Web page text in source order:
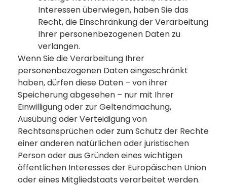
Interessen überwiegen, haben Sie das
Recht, die Einschränkung der Verarbeitung
Ihrer personenbezogenen Daten zu
verlangen.
Wenn Sie die Verarbeitung Ihrer
personenbezogenen Daten eingeschränkt
haben, dürfen diese Daten – von ihrer
Speicherung abgesehen – nur mit Ihrer
Einwilligung oder zur Geltendmachung,
Ausübung oder Verteidigung von
Rechtsansprüchen oder zum Schutz der Rechte
einer anderen natürlichen oder juristischen
Person oder aus Gründen eines wichtigen
öffentlichen Interesses der Europäischen Union
oder eines Mitgliedstaats verarbeitet werden.